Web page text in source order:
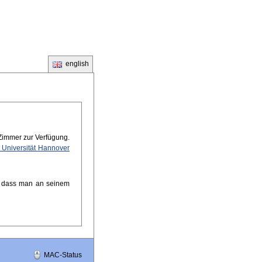
english
zur Verfügung.
Hannover
man an seinem
MAC-Status